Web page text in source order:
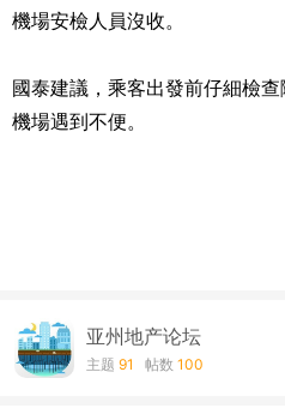
機場安檢人員沒收。
國泰建議，乘客出發前仔細檢
機場遇到不便。
亚州地产论坛
主题 91 帖数 100